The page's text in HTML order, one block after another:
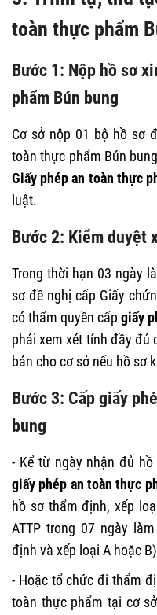
toàn thực phẩm
Bước 1: Nộp hồ sơ
phẩm Bún bung
Cơ sở nộp 01 bộ hồ sơ
toàn thực phẩm Bún
Giấy phép an toàn thực
luật.
Bước 2: Kiểm duyệt
Trong thời hạn 03 ngày
sơ đề nghị cấp Giấy
có thẩm quyền cấpgiấy
phải xem xét tính đầy đủ
bản cho cơ sở nếu hồ sơ
Bước 3: Cấp giấy
bung
- Kể từ ngày nhận đủ
giấy phép an toàn thực
hồ sơ thẩm định, xếp
ATTP trong 07 ngày
định và xếp loại A hoặc
- Hoặc tổ chức đi thẩm
toàn thực phẩm tại cơ